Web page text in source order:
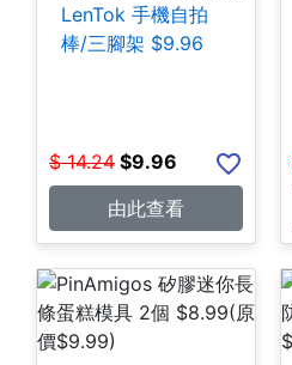
LenTok 手機自拍
棒/三腳架 $9.96
$ 14.24 $9.96
由此查看